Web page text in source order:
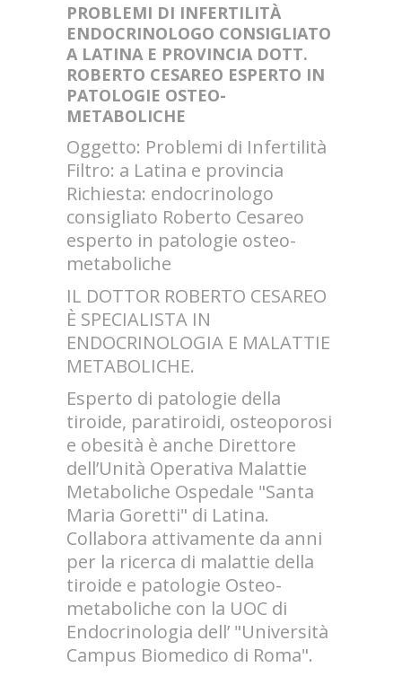
PROBLEMI DI INFERTILITÀ
ENDOCRINOLOGO CONSIGLIATO
A LATINA E PROVINCIA DOTT.
ROBERTO CESAREO ESPERTO IN
PATOLOGIE OSTEO-
METABOLICHE
Oggetto: Problemi di Infertilità
Filtro: a Latina e provincia
Richiesta: endocrinologo
consigliato Roberto Cesareo
esperto in patologie osteo-
metaboliche
IL DOTTOR ROBERTO CESAREO
È SPECIALISTA IN
ENDOCRINOLOGIA E MALATTIE
METABOLICHE.
Esperto di patologie della
tiroide, paratiroidi, osteoporosi
e obesità è anche Direttore
dell’Unità Operativa Malattie
Metaboliche Ospedale "Santa
Maria Goretti" di Latina.
Collabora attivamente da anni
per la ricerca di malattie della
tiroide e patologie Osteo-
metaboliche con la UOC di
Endocrinologia dell’ "Università
Campus Biomedico di Roma".